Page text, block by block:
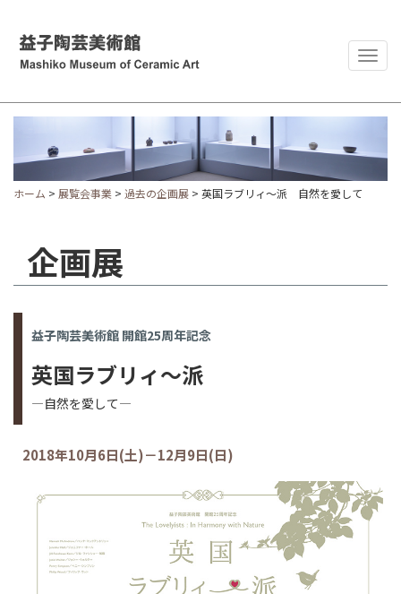
ホーム > 展覧会事業 > 過去の企画展 > 英国ラブリィ～派 自然を愛して
企画展
益子陶芸美術館 開館25周年記念
英国ラブリィ～派
―自然を愛して―
2018年10月6日(土)－12月9日(日)